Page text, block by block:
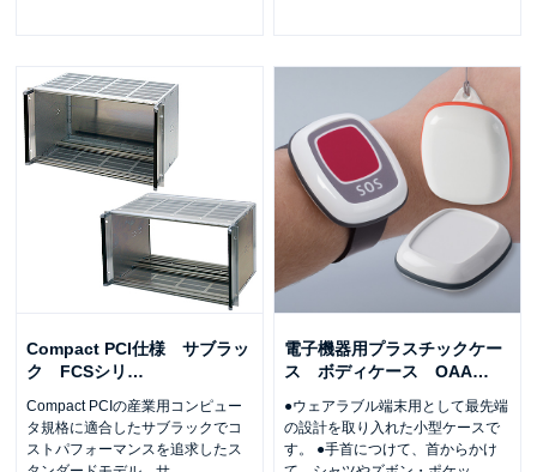
Compact PCI仕様 サブラッ
ク FCSシリ …
Compact PCIの産業用コンピュー
タ規格に適合したサブラックでコ
ストパフォーマンスを追求したス
電子機器用プラスチックケー
ス ボディケース OAA…
●ウェアラブル端末用として最先端
の設計を取り入れた小型ケースで
す。 ●手首につけて、首からかけ